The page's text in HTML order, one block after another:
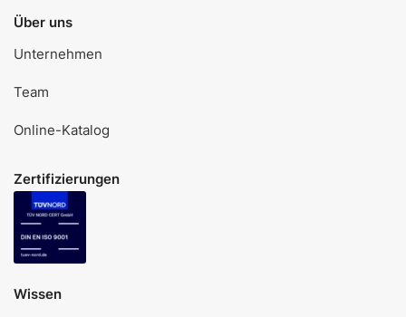
Über uns
Unternehmen
Team
Online-Katalog
Zertifizierungen
Wissen